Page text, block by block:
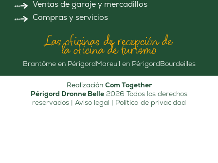
Ventas de garaje y mercadillos
Compras y servicios
Las oficinas de recepción de
la oficina de turismo
Brantôme en PérigordMareuil en PérigordBourdeilles
Realización Com Together
Périgord Dronne Belle 2026 Todos los derechos
reservados | Aviso legal | Política de privacidad